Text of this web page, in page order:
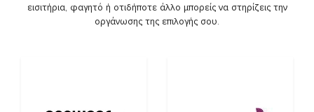
εισιτήρια, φαγητό ή οτιδήποτε άλλο μπορείς να στηρίζεις την
οργάνωσης της επιλογής σου.